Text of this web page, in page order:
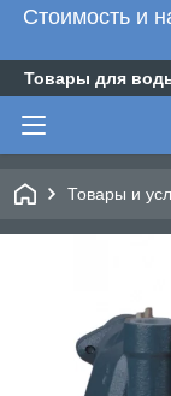
Стоимость и
Товары для
Товары и